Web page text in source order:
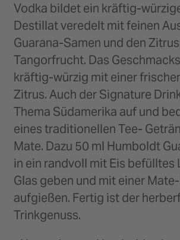
Vodka bildet ein kräftig-
Destillat veredelt mit feinen
Guarana-Samen und den
Tangorfrucht. Das
kräftig-würzig mit einer
Zitrus. Auch der Signature
Thema Südamerika auf und
eines traditionellen Tee-
Mate. Dazu 50 ml Humboldt
in ein randvoll mit Eis befülltes
Glas geben und mit einer
aufgießen. Fertig ist der
Trinkgenuss.